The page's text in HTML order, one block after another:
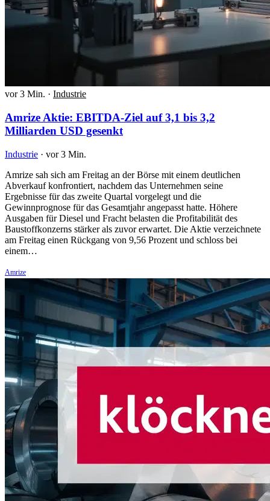
vor 3 Min. · Industrie
Amrize Aktie: EBITDA-Ziel auf 3,1 bis 3,2
Milliarden USD gesenkt
Industrie · vor 3 Min.
Amrize sah sich am Freitag an der Börse mit einem deutlichen
Abverkauf konfrontiert, nachdem das Unternehmen seine
Ergebnisse für das zweite Quartal vorgelegt und die
Gewinnprognose für das Gesamtjahr angepasst hatte. Höhere
Ausgaben für Diesel und Fracht belasten die Profitabilität des
Baustoffkonzerns stärker als zuvor erwartet. Die Aktie verzeichnete
am Freitag einen Rückgang von 9,56 Prozent und schloss bei
einem…
Amrize